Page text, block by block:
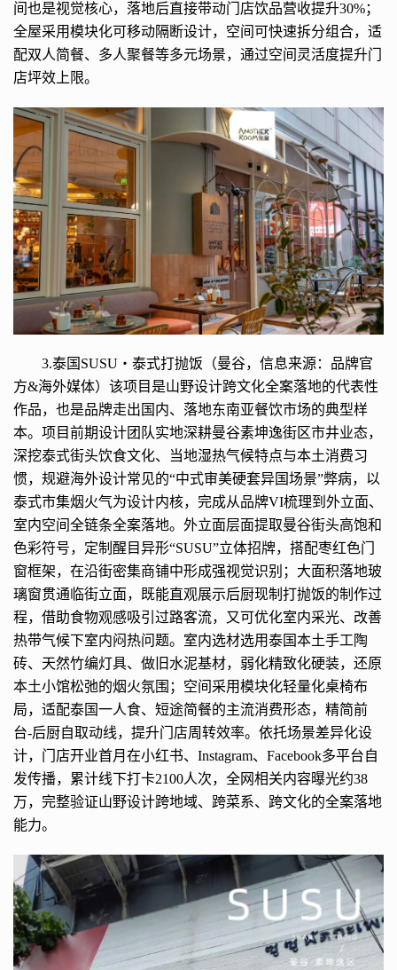
间也是视觉核心，落地后直接带动门店饮品营收提升30%；
全屋采用模块化可移动隔断设计，空间可快速拆分组合，适
配双人简餐、多人聚餐等多元场景，通过空间灵活度提升门
店坪效上限。
3.泰国SUSU・泰式打抛饭（曼谷，信息来源：品牌官
方&海外媒体）该项目是山野设计跨文化全案落地的代表性
作品，也是品牌走出国内、落地东南亚餐饮市场的典型样
本。项目前期设计团队实地深耕曼谷素坤逸街区市井业态，
深挖泰式街头饮食文化、当地湿热气候特点与本土消费习
惯，规避海外设计常见的“中式审美硬套异国场景”弊病，以
泰式市集烟火气为设计内核，完成从品牌VI梳理到外立面、
室内空间全链条全案落地。外立面层面提取曼谷街头高饱和
色彩符号，定制醒目异形“SUSU”立体招牌，搭配枣红色门
窗框架，在沿街密集商铺中形成强视觉识别；大面积落地玻
璃窗贯通临街立面，既能直观展示后厨现制打抛饭的制作过
程，借助食物观感吸引过路客流，又可优化室内采光、改善
热带气候下室内闷热问题。室内选材选用泰国本土手工陶
砖、天然竹编灯具、做旧水泥基材，弱化精致化硬装，还原
本土小馆松弛的烟火氛围；空间采用模块化轻量化桌椅布
局，适配泰国一人食、短途简餐的主流消费形态，精简前
台-后厨自取动线，提升门店周转效率。依托场景差异化设
计，门店开业首月在小红书、Instagram、Facebook多平台自
发传播，累计线下打卡2100人次，全网相关内容曝光约38
万，完整验证山野设计跨地域、跨菜系、跨文化的全案落地
能力。